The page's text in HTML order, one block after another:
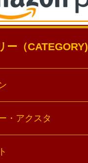
ー（CATEGORY)
・アクスタ